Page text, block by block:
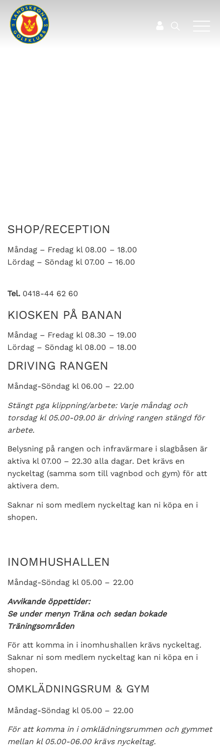
SHOP/RECEPTION
Måndag – Fredag kl 08.00 – 18.00
Lördag – Söndag kl 07.00 – 16.00
Tel. 0418-44 62 60
KIOSKEN PÅ BANAN
Måndag – Fredag kl 08.30 – 19.00
Lördag – Söndag kl 08.00 – 18.00
DRIVING RANGEN
Måndag-Söndag kl 06.00 – 22.00
Stängt pga klippning/arbete: Varje måndag och
torsdag kl 05.00-09.00 är driving rangen stängd för
arbete.
Belysning på rangen och infravärmare i slagbåsen är
aktiva kl 07.00 – 22.30 alla dagar. Det krävs en
nyckeltag (samma som till vagnbod och gym) för att
aktivera dem.
Saknar ni som medlem nyckeltag kan ni köpa en i
shopen.
INOMHUSHALLEN
Måndag-Söndag kl 05.00 – 22.00
Avvikande öppettider:
Se under menyn Träna och sedan bokade
Träningsområden
För att komma in i inomhushallen krävs nyckeltag.
Saknar ni som medlem nyckeltag kan ni köpa en i
shopen.
OMKLÄDNINGSRUM & GYM
Måndag-Söndag kl 05.00 – 22.00
För att komma in i omklädningsrummen och gymmet
mellan kl 05.00-06.00 krävs nyckeltag.